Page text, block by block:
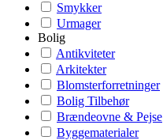
Smykker
Urmager
Bolig
Antikviteter
Arkitekter
Blomsterforretninger
Bolig Tilbehør
Brændeovne & Pejse
Byggematerialer